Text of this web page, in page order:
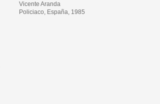
Vicente Aranda
Policiaco, España, 1985